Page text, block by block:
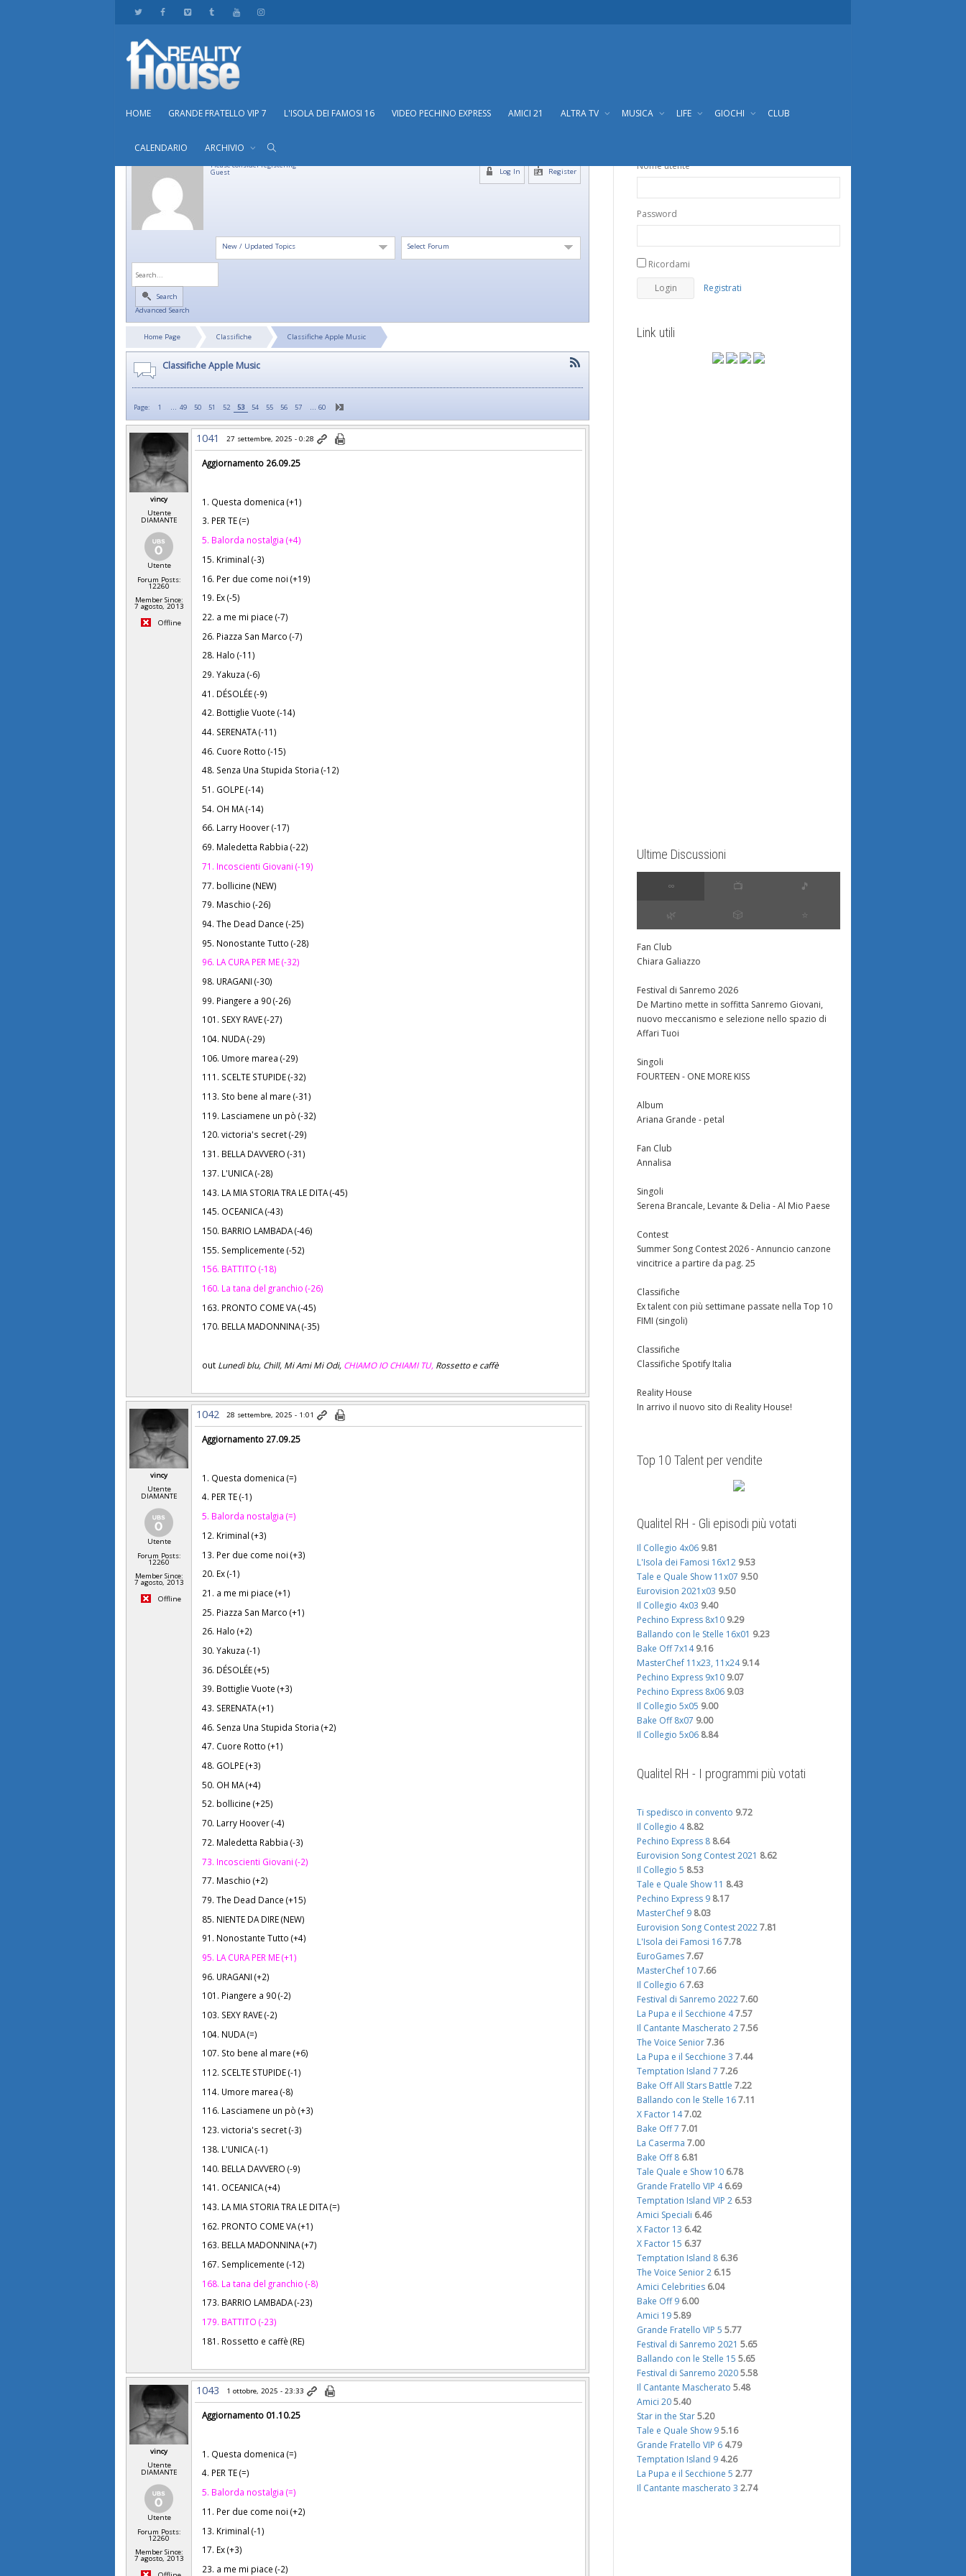
HOME GRANDE FRATELLO VIP 7 L'ISOLA DEI FAMOSI 16 VIDEO PECHINO EXPRESS AMICI 21 ALTRA TV MUSICA LIFE GIOCHI CLUB
CALENDARIO ARCHIVIO
Please consider registering
Guest Register
Log In
Select Forum
New / Updated Topics
Search
Advanced Search
Home Page Classifiche Classifiche Apple Music
Classifiche Apple Music
Page: 1 ... 49 50 51 52 53 54 55 56 57 … 60
vincy
Utente
DIAMANTE
Utente
Forum Posts:
12260
Member Since:
7 agosto, 2013
Offline
1041 27 settembre, 2025 - 0:28
Aggiornamento 26.09.25
1. Questa domenica (+1)
3. PER TE (=)
5. Balorda nostalgia (+4)
15. Kriminal (-3)
16. Per due come noi (+19)
19. Ex (-5)
22. a me mi piace (-7)
26. Piazza San Marco (-7)
28. Halo (-11)
29. Yakuza (-6)
41. DÉSOLÉE (-9)
42. Bottiglie Vuote (-14)
44. SERENATA (-11)
46. Cuore Rotto (-15)
48. Senza Una Stupida Storia (-12)
51. GOLPE (-14)
54. OH MA (-14)
66. Larry Hoover (-17)
69. Maledetta Rabbia (-22)
71. Incoscienti Giovani (-19)
77. bollicine (NEW)
79. Maschio (-26)
94. The Dead Dance (-25)
95. Nonostante Tutto (-28)
96. LA CURA PER ME (-32)
98. URAGANI (-30)
99. Piangere a 90 (-26)
101. SEXY RAVE (-27)
104. NUDA (-29)
106. Umore marea (-29)
111. SCELTE STUPIDE (-32)
113. Sto bene al mare (-31)
119. Lasciamene un pò (-32)
120. victoria's secret (-29)
131. BELLA DAVVERO (-31)
137. L'UNICA (-28)
143. LA MIA STORIA TRA LE DITA (-45)
145. OCEANICA (-43)
150. BARRIO LAMBADA (-46)
155. Semplicemente (-52)
156. BATTITO (-18)
160. La tana del granchio (-26)
163. PRONTO COME VA (-45)
170. BELLA MADONNINA (-35)
out Lunedì blu, Chill, Mi Ami Mi Odi, CHIAMO IO CHIAMI TU, Rossetto e caffè
vincy
Utente
DIAMANTE
Utente
Forum Posts:
12260
Member Since:
7 agosto, 2013
Offline
1042 28 settembre, 2025 - 1:01
Aggiornamento 27.09.25
1. Questa domenica (=)
4. PER TE (-1)
5. Balorda nostalgia (=)
12. Kriminal (+3)
13. Per due come noi (+3)
20. Ex (-1)
21. a me mi piace (+1)
25. Piazza San Marco (+1)
26. Halo (+2)
30. Yakuza (-1)
36. DÉSOLÉE (+5)
39. Bottiglie Vuote (+3)
43. SERENATA (+1)
46. Senza Una Stupida Storia (+2)
47. Cuore Rotto (+1)
48. GOLPE (+3)
50. OH MA (+4)
52. bollicine (+25)
70. Larry Hoover (-4)
72. Maledetta Rabbia (-3)
73. Incoscienti Giovani (-2)
77. Maschio (+2)
79. The Dead Dance (+15)
85. NIENTE DA DIRE (NEW)
91. Nonostante Tutto (+4)
95. LA CURA PER ME (+1)
96. URAGANI (+2)
101. Piangere a 90 (-2)
103. SEXY RAVE (-2)
104. NUDA (=)
107. Sto bene al mare (+6)
112. SCELTE STUPIDE (-1)
114. Umore marea (-8)
116. Lasciamene un pò (+3)
123. victoria's secret (-3)
138. L'UNICA (-1)
140. BELLA DAVVERO (-9)
141. OCEANICA (+4)
143. LA MIA STORIA TRA LE DITA (=)
162. PRONTO COME VA (+1)
163. BELLA MADONNINA (+7)
167. Semplicemente (-12)
168. La tana del granchio (-8)
173. BARRIO LAMBADA (-23)
179. BATTITO (-23)
181. Rossetto e caffè (RE)
vincy
Utente
DIAMANTE
Utente
Forum Posts:
12260
Member Since:
7 agosto, 2013
1043 1 ottobre, 2025 - 23:33
Aggiornamento 01.10.25
1. Questa domenica (=)
4. PER TE (=)
5. Balorda nostalgia (=)
11. Per due come noi (+2)
13. Kriminal (-1)
17. Ex (+3)
23. a me mi piace (-2)
Nome utente
Password
Ricordami
Registrati
Link utili
Ultime Discussioni
∞ 📺 🎵
🌿 🎲 ⭐️
Fan Club
Chiara Galiazzo
Festival di Sanremo 2026
De Martino mette in soffitta Sanremo Giovani,
nuovo meccanismo e selezione nello spazio di
Affari Tuoi
Singoli
FOURTEEN - ONE MORE KISS
Album
Ariana Grande - petal
Fan Club
Annalisa
Singoli
Serena Brancale, Levante & Delia - Al Mio Paese
Contest
Summer Song Contest 2026 - Annuncio canzone
vincitrice a partire da pag. 25
Classifiche
Ex talent con più settimane passate nella Top 10
FIMI (singoli)
Classifiche
Classifiche Spotify Italia
Reality House
In arrivo il nuovo sito di Reality House!
Top 10 Talent per vendite
Qualitel RH - Gli episodi più votati
Il Collegio 4x06 9.81
L'Isola dei Famosi 16x12 9.53
Tale e Quale Show 11x07 9.50
Eurovision 2021x03 9.50
Il Collegio 4x03 9.40
Pechino Express 8x10 9.29
Ballando con le Stelle 16x01 9.23
Bake Off 7x14 9.16
MasterChef 11x23, 11x24 9.14
Pechino Express 9x10 9.07
Pechino Express 8x06 9.03
Il Collegio 5x05 9.00
Bake Off 8x07 9.00
Il Collegio 5x06 8.84
Qualitel RH - I programmi più votati
Ti spedisco in convento 9.72
Il Collegio 4 8.82
Pechino Express 8 8.64
Eurovision Song Contest 2021 8.62
Il Collegio 5 8.53
Tale e Quale Show 11 8.43
Pechino Express 9 8.17
MasterChef 9 8.03
Eurovision Song Contest 2022 7.81
L'Isola dei Famosi 16 7.78
EuroGames 7.67
MasterChef 10 7.66
Il Collegio 6 7.63
Festival di Sanremo 2022 7.60
La Pupa e il Secchione 47.57
Il Cantante Mascherato 2 7.56
The Voice Senior 7.36
La Pupa e il Secchione 3 7.44
Temptation Island 7 7.26
Bake Off All Stars Battle 7.22
Ballando con le Stelle 16 7.11
X Factor 147.02
Bake Off 7 7.01
La Caserma 7.00
Bake Off 8 6.81
Tale Quale e Show 10 6.78
Grande Fratello VIP 4 6.69
Temptation Island VIP 2 6.53
Amici Speciali 6.46
X Factor 13 6.42
X Factor 15 6.37
Temptation Island 8 6.36
The Voice Senior 2 6.15
Amici Celebrities 6.04
Bake Off 9 6.00
Amici 19 5.89
Grande Fratello VIP 5 5.77
Festival di Sanremo 2021 5.65
Ballando con le Stelle 15 5.65
Festival di Sanremo 2020 5.58
Il Cantante Mascherato 5.48
Amici 20 5.40
Star in the Star 5.20
Tale e Quale Show 9 5.16
Grande Fratello VIP 6 4.79
Temptation Island 9 4.26
La Pupa e il Secchione 5 2.77
Il Cantante mascherato 3 2.74